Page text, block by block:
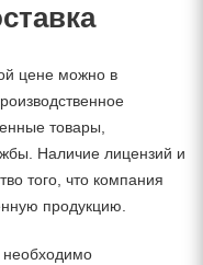
цене можно в
товары,
Наличие лицензий и
того, что компания
продукцию.
необходимо